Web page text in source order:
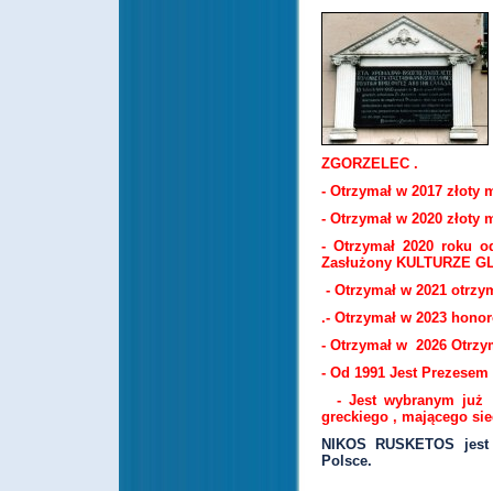
ZGORZELEC .
- Otrzymałw 2017 złoty
- Otrzymałw 2020 złoty
- Otrzymał 2020 roku
Zasłużony KULTURZE
- Otrzymał w 2021
.- Otrzymał w 2023
- Otrzymał w 2026
- Od 1991 Jest
- Jest wybranym już
greckiego , mającego
NIKOS RUSKETOS
Polsce.